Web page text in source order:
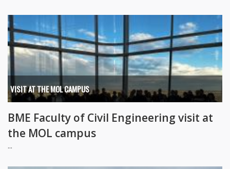
VISIT AT THE MOL CAMPUS
BME Faculty of Civil Engineering visit at
the MOL campus
...